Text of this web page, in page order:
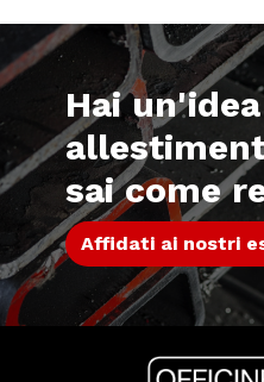
Hai
sai come
Affidati ai nostri